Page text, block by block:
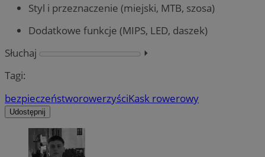
Styl i przeznaczenie (miejski, MTB, szosa)
Dodatkowe funkcje (MIPS, LED, daszek)
Słuchaj
⏵︎
Tagi:
bezpieczeństworowerzyściKask rowerowy
Udostępnij